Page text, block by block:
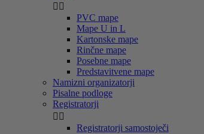
 
PVC mape
Mape U in L
Kartonske mape
Rinčne mape
Posebne mape
Predstavitvene mape
Namizni organizatorji
Pisalne podloge
Registratorji
 
Registratorji samostoječi